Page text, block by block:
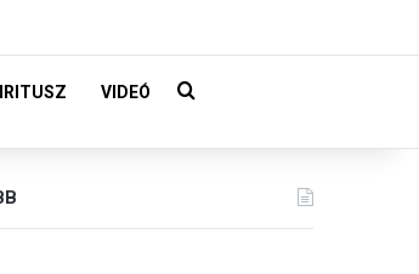
VIDEÓ Keresés: